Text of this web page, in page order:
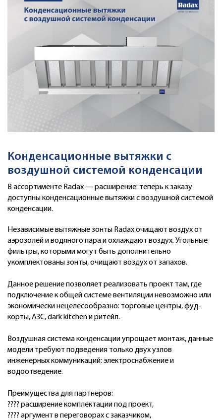
Конденсационные вытяжки с
воздушной системой конденсации
В ассортименте Radax — расширение: теперь к заказу
доступны конденсационные вытяжки с воздушной системой
конденсации.
Независимые вытяжные зонты Radax очищают воздух от
аэрозолей и водяного пара и охлаждают воздух. Угольные
фильтры, которыми могут быть дополнительно
укомплектованы зонты, очищают воздух от запахов.
Данное решение позволяет реализовать проект там, где
подключение к общей системе вентиляции невозможно или
экономически нецелесообразно: торговые центры, фуд-
корты, АЗС, dark kitchen и ритейл.
Воздушная система конденсации упрощает монтаж, данные
модели требуют подведения только двух узлов
инженерных коммуникаций: электроснабжение и
водоотведение.
Преимущества для партнеров:
???? расширение комплектации под проект,
???? аргумент в переговорах с заказчиком,